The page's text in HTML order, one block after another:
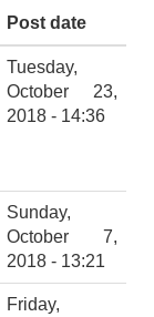
Post date
Tuesday,
October 23,
2018 - 14:36
Sunday,
October 7,
2018 - 13:21
Friday,